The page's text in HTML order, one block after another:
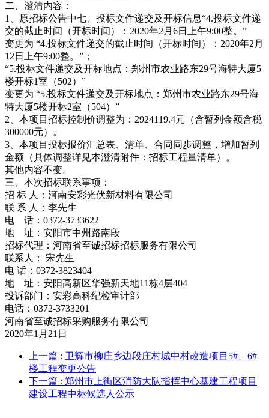
二、澄清内容：
1、原招标公告中七、投标文件递交及开标信息“4.投标文件递
交的截止时间（开标时间）：2020年2月6日上午9:00整。”
变更为 “4.投标文件递交的截止时间（开标时间）：2020年2月
12日上午9:00整。”；
“5.投标文件递交及开标地点：郑州市农业路东29号海特大厦5
楼开标1室（502）”
变更为 “5.投标文件递交及开标地点：郑州市农业路东29号海
特大厦5楼开标2室（504）”
2、本项目招标控制价调整为：2924119.4元（含暂列金额含税
300000元）。
3、本项目投标报价汇总表、清单、合同同步调整，增加暂列
金额（具体调整详见本澄清附件：招标工程量清单）。
其他内容不变。
三、本次招标联系事项：
招 标 人：河南安彩光伏新材料有限公司
联 系 人：李先生
电 话：0372-3733622
地 址：安阳市中州路南段
招标代理：河南省至诚招标招标服务有限公司
联系人： 宋先生
电 话：0372-3823404
地 址：安阳高新区华强新天地11栋4层404
投诉部门：安彩高科纪检审计部
电话：0372-3733201
河南省至诚招标采购服务有限公司
2020年1月21日
上一篇 : 卫辉市柳庄乡边段庄村城中村改造项目5#、6#
楼工程变更公告
下一篇 : 郑州市上街区消防大队指挥中心基建工程项目
建设工程中标候选人公示